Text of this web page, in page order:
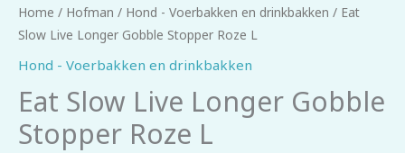
Home / Hofman / Hond - Voerbakken en drinkbakken / Eat
Slow Live Longer Gobble Stopper Roze L
Hond - Voerbakken en drinkbakken
Eat Slow Live Longer Gobble
Stopper Roze L